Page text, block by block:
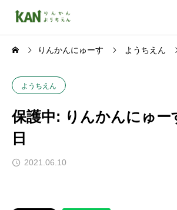
りんかんにゅーす ようちえん
ようちえん
保護中: りんかんにゅー
日
2021.06.10